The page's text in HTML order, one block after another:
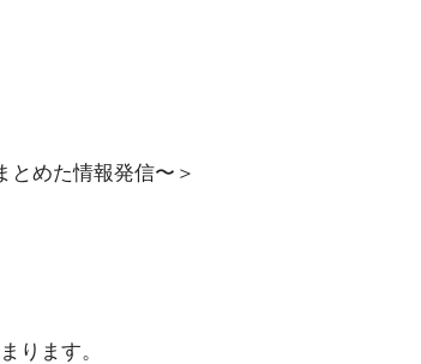
とめた情報発信〜＞
ります。